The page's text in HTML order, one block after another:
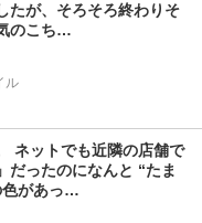
たが、そろそろ終わりそ
のこち…
ル
ネットでも近隣の店舗で
ったのになんと “たま
色があっ…